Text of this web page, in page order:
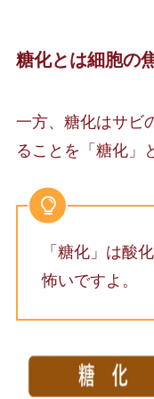
糖化とは細胞の
一方、糖化はサビ
ることを「糖化」
「糖化」は酸
怖いですよ。